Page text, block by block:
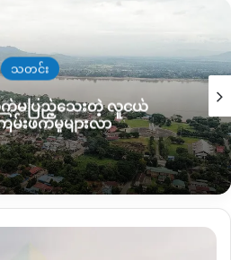
ာင်းမှာ (၁)ကြိမ်၊
င်း)ကျေးရွာနားမှာ
ဘက်
းရွာနားမှာ (၁)ကြိမ်
ေရာတိုင်းမှာ တပ်မတော်
စစ်ရေးလှုပ်ရှားလာလို့
ာတာပါ” ဟု မူဆယ်
း ကချင်သတင်းဌာန
သတင်း
က်မပြည့်သေးတဲ့ လူငယ်
းဖက်မှုများလာ